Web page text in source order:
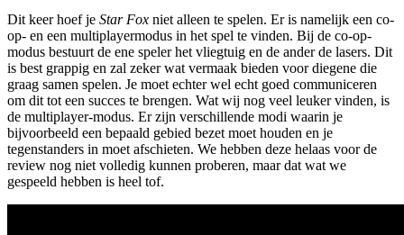
Dit keer hoef je Star Fox niet alleen te spelen. Er is namelijk een co-
op- en een multiplayermodus in het spel te vinden. Bij de co-op-
modus bestuurt de ene speler het vliegtuig en de ander de lasers. Dit
is best grappig en zal zeker wat vermaak bieden voor diegene die
graag samen spelen. Je moet echter wel echt goed communiceren
om dit tot een succes te brengen. Wat wij nog veel leuker vinden, is
de multiplayer-modus. Er zijn verschillende modi waarin je
bijvoorbeeld een bepaald gebied bezet moet houden en je
tegenstanders in moet afschieten. We hebben deze helaas voor de
review nog niet volledig kunnen proberen, maar dat wat we
gespeeld hebben is heel tof.